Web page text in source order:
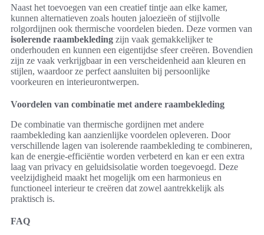
Naast het toevoegen van een creatief tintje aan elke kamer,
kunnen alternatieven zoals houten jaloezieën of stijlvolle
rolgordijnen ook thermische voordelen bieden. Deze vormen van
isolerende raambekleding zijn vaak gemakkelijker te
onderhouden en kunnen een eigentijdse sfeer creëren. Bovendien
zijn ze vaak verkrijgbaar in een verscheidenheid aan kleuren en
stijlen, waardoor ze perfect aansluiten bij persoonlijke
voorkeuren en interieurontwerpen.
Voordelen van combinatie met andere raambekleding
De combinatie van thermische gordijnen met andere
raambekleding kan aanzienlijke voordelen opleveren. Door
verschillende lagen van isolerende raambekleding te combineren,
kan de energie-efficiëntie worden verbeterd en kan er een extra
laag van privacy en geluidsisolatie worden toegevoegd. Deze
veelzijdigheid maakt het mogelijk om een harmonieus en
functioneel interieur te creëren dat zowel aantrekkelijk als
praktisch is.
FAQ